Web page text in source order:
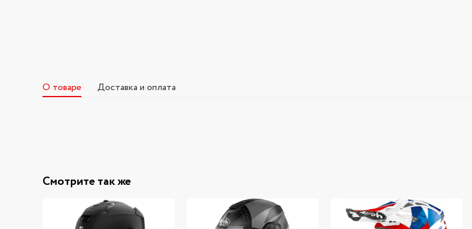
О товаре Доставка и оплата
Смотрите так же